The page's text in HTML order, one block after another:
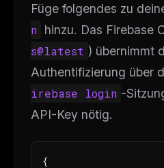
Füge folgendes zu
n hinzu. Das Firebase
s@latest ) übernimmt
Authentifizierung über
irebase login -
API-Key nötig.
{